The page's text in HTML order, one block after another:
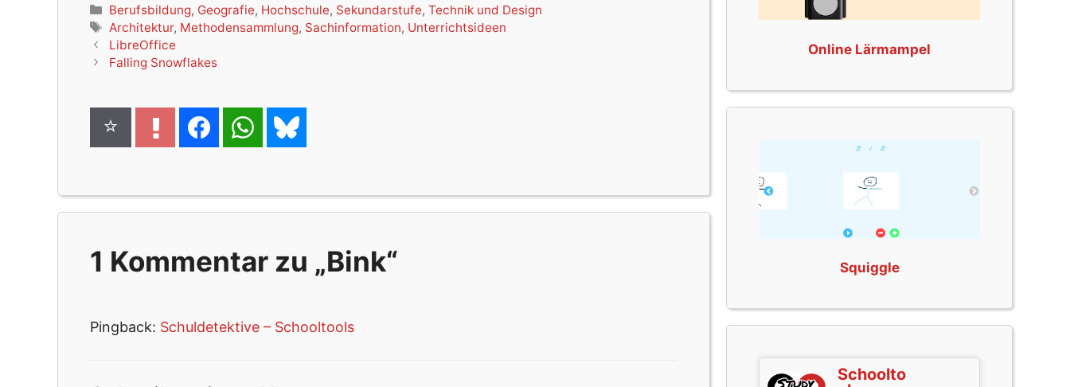
Kategorien
Berufsbildung, Geografie, Hochschule, Sekundarstufe,Technik und Design
Schlagwörter
Architektur, Methodensammlung, Sachinformation, Unterrichtsideen
LibreOffice
Falling Snowflakes
1 Kommentar zu „Bink“
Pingback: Schuldetektive – Schooltools
Online Lärmampel
Squiggle
Schoolto